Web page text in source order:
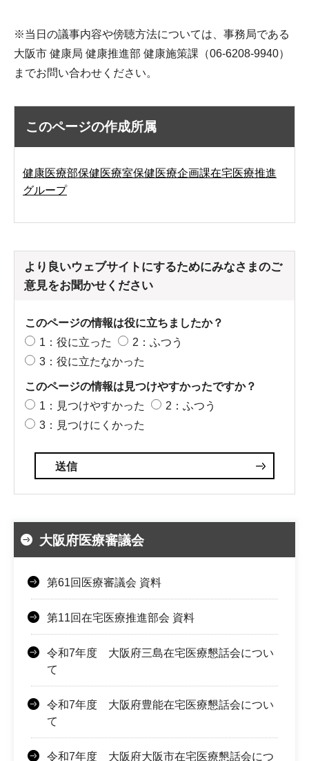
※当日の議事内容や傍聴方法については、事務局である
大阪市 健康局 健康推進部 健康施策課（06-6208-9940）
までお問い合わせください。
このページの作成所属
健康医療部保健医療室保健医療企画課在宅医療推進
グループ
より良いウェブサイトにするためにみなさまのご
意見をお聞かせください
このページの情報は役に立ちましたか？
1：役に立った
2：ふつう
3：役に立たなかった
このページの情報は見つけやすかったですか？
1：見つけやすかった
2：ふつう
3：見つけにくかった
大阪府医療審議会
第61回医療審議会 資料
第11回在宅医療推進部会 資料
令和7年度 大阪府三島在宅医療懇話会につい
て
令和7年度 大阪府豊能在宅医療懇話会につい
て
令和7年度 大阪府大阪市在宅医療懇話会につ